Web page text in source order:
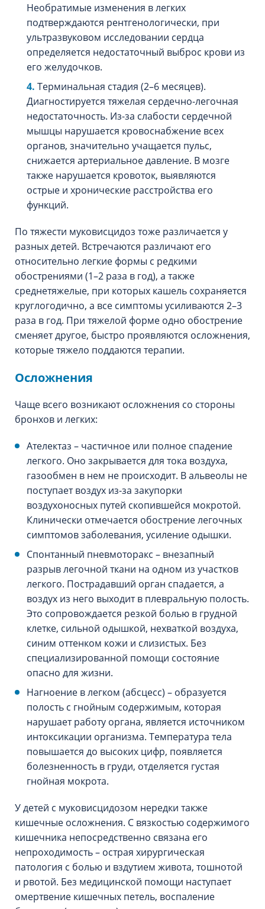
Необратимые изменения в легких
подтверждаются рентгенологически, при
ультразвуковом исследовании сердца
определяется недостаточный выброс крови из
его желудочков.
Терминальная стадия (2–6 месяцев).
Диагностируется тяжелая сердечно-легочная
недостаточность. Из-за слабости сердечной
мышцы нарушается кровоснабжение всех
органов, значительно учащается пульс,
снижается артериальное давление. В мозге
также нарушается кровоток, выявляются
острые и хронические расстройства его
функций.
По тяжести муковисцидоз тоже различается у
разных детей. Встречаются различают его
относительно легкие формы с редкими
обострениями (1–2 раза в год), а также
среднетяжелые, при которых кашель сохраняется
круглогодично, а все симптомы усиливаются 2–3
раза в год. При тяжелой форме одно обострение
сменяет другое, быстро проявляются осложнения,
которые тяжело поддаются терапии.
Осложнения
Чаще всего возникают осложнения со стороны
бронхов и легких:
Ателектаз – частичное или полное спадение
легкого. Оно закрывается для тока воздуха,
газообмен в нем не происходит. В альвеолы не
поступает воздух из-за закупорки
воздухоносных путей скопившейся мокротой.
Клинически отмечается обострение легочных
симптомов заболевания, усиление одышки.
Спонтанный пневмоторакс – внезапный
разрыв легочной ткани на одном из участков
легкого. Пострадавший орган спадается, а
воздух из него выходит в плевральную полость.
Это сопровождается резкой болью в грудной
клетке, сильной одышкой, нехваткой воздуха,
синим оттенком кожи и слизистых. Без
специализированной помощи состояние
опасно для жизни.
Нагноение в легком (абсцесс) – образуется
полость с гнойным содержимым, которая
нарушает работу органа, является источником
интоксикации организма. Температура тела
повышается до высоких цифр, появляется
болезненность в груди, отделяется густая
гнойная мокрота.
У детей с муковисцидозом нередки также
кишечные осложнения. С вязкостью содержимого
кишечника непосредственно связана его
непроходимость – острая хирургическая
патология с болью и вздутием живота, тошнотой
и рвотой. Без медицинской помощи наступает
омертвение кишечных петель, воспаление